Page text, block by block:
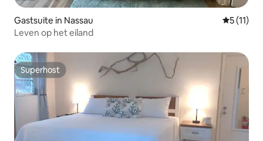
Gastsuite in Nassau
5 (11)
Leven op het eiland
Superhost
Superhost